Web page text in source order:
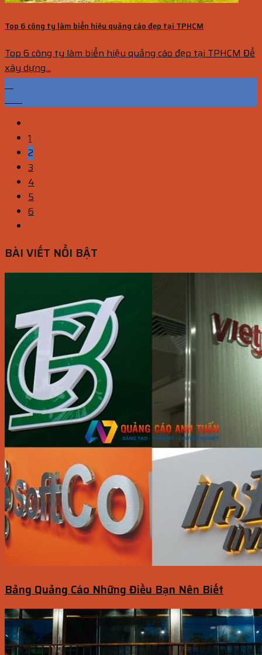
Top 6 công ty làm biển hiệu quảng cáo đẹp tại TPHCM
Top 6 công ty làm biển hiệu quảng cáo đẹp tại TPHCM Để
xây dựng...
13
Th9
1
2
3
4
5
6
BÀI VIẾT NỔI BẬT
Bảng Quảng Cáo Những Điều Bạn Nên Biết